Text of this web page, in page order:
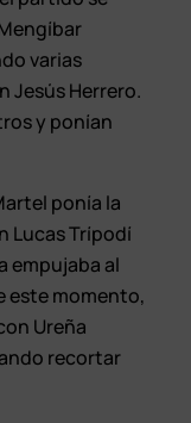
varias
Jesús Herrero.
y ponían
ponía la
Lucas Trípodí
empujaba al
este momento,
Ureña
recortar